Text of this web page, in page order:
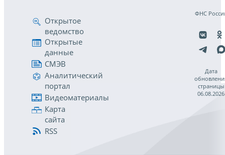
Открытое
ведомство
Открытые
данные
СМЭВ
Аналитический
портал
Видеоматериалы
Карта
сайта
RSS
ФНС
Дата
страницы
06.08.2026